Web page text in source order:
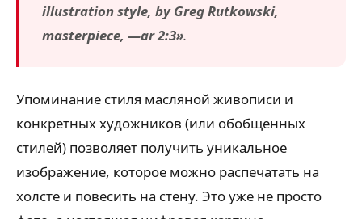
illustration style, by Greg Rutkowski,
masterpiece, —ar 2:3».
Упоминание стиля масляной живописи и
конкретных художников (или обобщенных
стилей) позволяет получить уникальное
изображение, которое можно распечатать на
холсте и повесить на стену. Это уже не просто